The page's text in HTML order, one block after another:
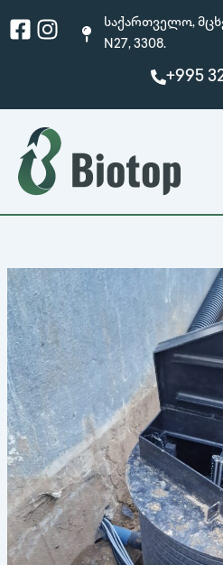
Facebook-
square
Instagram
საქართველო,
N27, 3308.
+995